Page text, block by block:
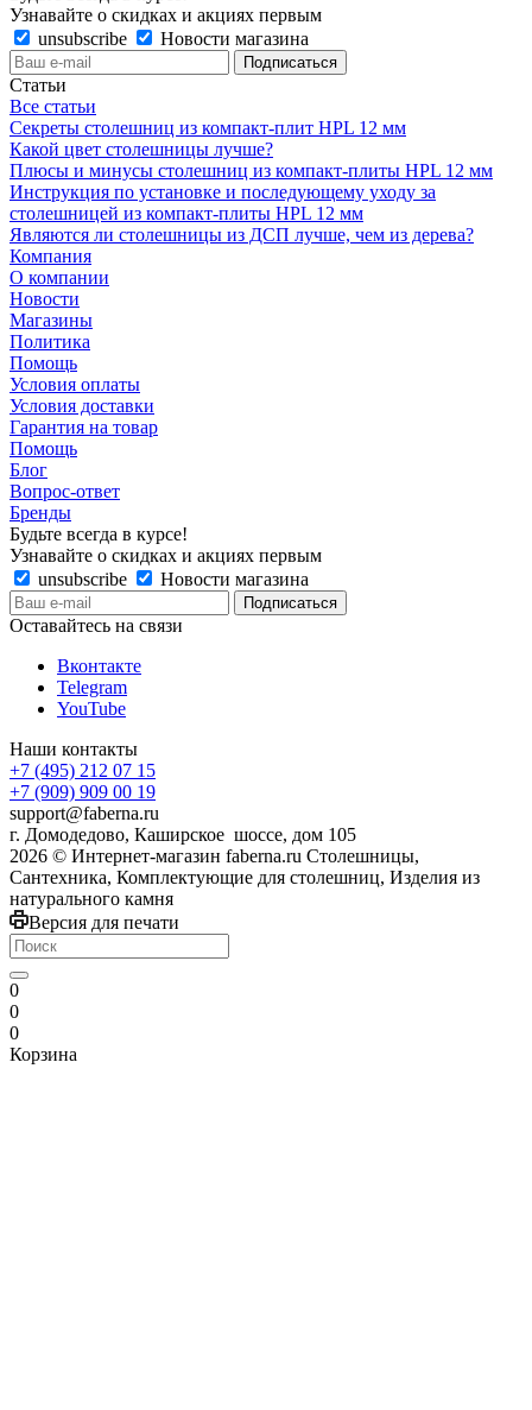
Узнавайте о скидках и акциях первым
unsubscribe
Новости магазина
Статьи
Все статьи
Секреты столешниц из компакт-плит HPL 12 мм
Какой цвет столешницы лучше?
Плюсы и минусы столешниц из компакт-плиты HPL 12 мм
Инструкция по установке и последующему уходу за
столешницей из компакт-плиты HPL 12 мм
Являются ли столешницы из ДСП лучше, чем из дерева?
Компания
О компании
Новости
Магазины
Политика
Помощь
Условия оплаты
Условия доставки
Гарантия на товар
Помощь
Блог
Вопрос-ответ
Бренды
Будьте всегда в курсе!
Узнавайте о скидках и акциях первым
unsubscribe
Новости магазина
Оставайтесь на связи
Вконтакте
Telegram
YouTube
Наши контакты
+7 (495) 212 07 15
+7 (909) 909 00 19
support@faberna.ru
г. Домодедово, Каширское шоссе, дом 105
2026 © Интернет-магазин faberna.ru Столешницы,
Сантехника, Комплектующие для столешниц, Изделия из
натурального камня
Версия для печати
0
0
0
Корзина